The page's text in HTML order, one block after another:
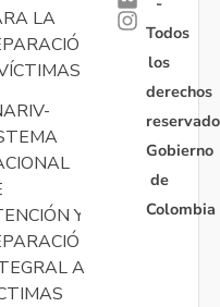
LA
Y
A
Todos
los
derechos
Gobierno
de
Colombia